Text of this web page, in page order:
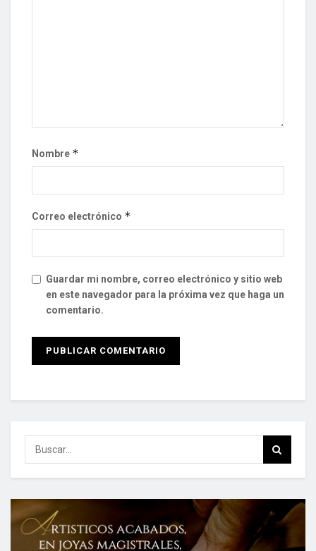
Nombre *
Correo electrónico *
Guardar mi nombre, correo electrónico y sitio web
en este navegador para la próxima vez que haga un
comentario.